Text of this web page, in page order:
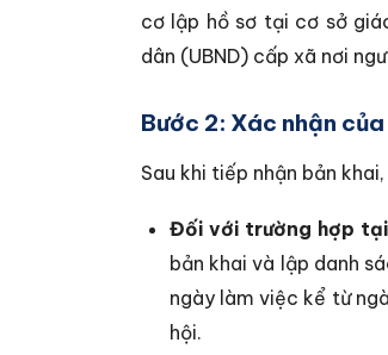
cơ lập hồ sơ tại cơ sở
dân (UBND) cấp xã nơi
Bước 2: Xác nhận
Sau khi tiếp nhận bản
Đối với trường hợp
bản khai và lập danh
ngày làm việc kể từ
hội.